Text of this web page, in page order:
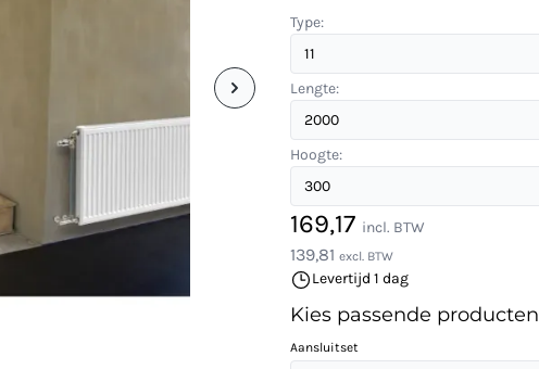
Type:
Lengte:
Hoogte:
169,17 incl. BTW
139,81 excl. BTW
Levertijd 1 dag
Kies passende producten
Aansluitset